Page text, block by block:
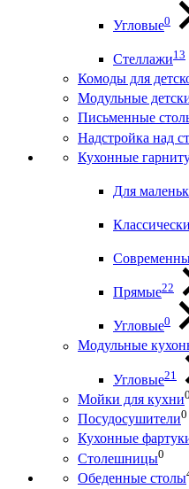
Угловые0
Стеллажи13
Комоды для
Модульные
Письменные
Надстройка над
Кухонные
Для
Прямые22
Угловые0
Модульные
Угловые21
Мойки для кухни0
Посудосушители0
Кухонные
Столешницы0
Обеденные столы